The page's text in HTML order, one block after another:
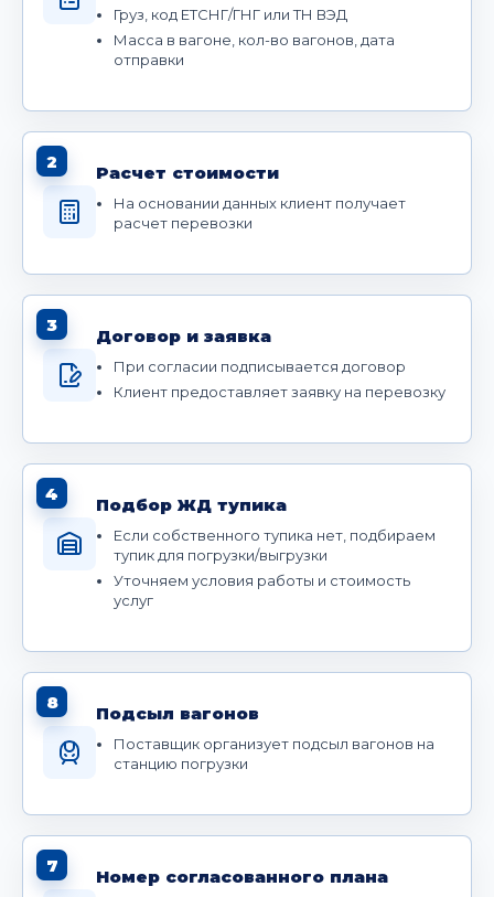
Груз, код ЕТСНГ/ГНГ или ТН ВЭД
Масса в вагоне, кол-во вагонов, дата
отправки
2
Расчет стоимости
На основании данных клиент получает
расчет перевозки
3
Договор и заявка
При согласии подписывается договор
Клиент предоставляет заявку на перевозку
4
Подбор ЖД тупика
Если собственного тупика нет, подбираем
тупик для погрузки/выгрузки
Уточняем условия работы и стоимость
услуг
8
Подсыл вагонов
Поставщик организует подсыл вагонов на
станцию погрузки
7
Номер согласованного плана